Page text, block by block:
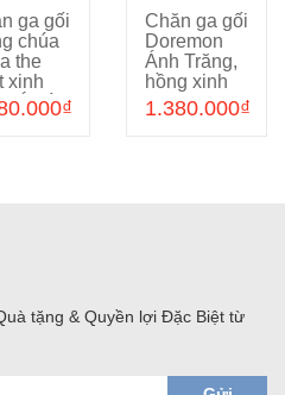
sản phẩm
ga gối
chúa
the
xinh
sắc tím
mơ
Chọn sản phẩm
Chăn ga gối
Doremon
Ánh Trăng,
hồng xinh
lung linh
cho bé gái
1.380.000₫
tặng & Quyền lợi Đặc Biệt từ